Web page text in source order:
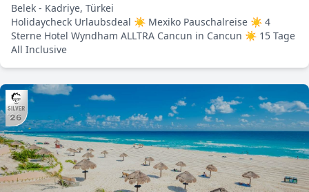
Belek - Kadriye, Türkei
Holidaycheck Urlaubsdeal ☀ Mexiko Pauschalreise ☀ 4
Sterne Hotel Wyndham ALLTRA Cancun in Cancun ☀ 15 Tage
All Inclusive